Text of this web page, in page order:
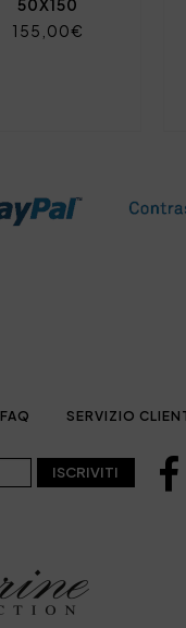
50X150
155,00€
FAQ SERVIZIO
ISCRIVITI